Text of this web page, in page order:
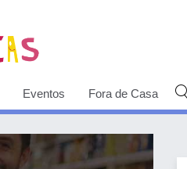
Eventos Fora de Casa